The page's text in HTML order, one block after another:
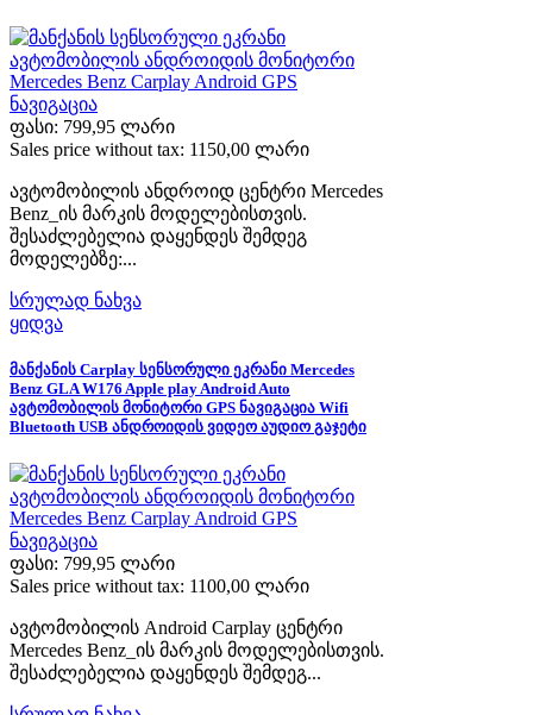
ფასი: 799,95 ლარი
Sales price without tax: 1150,00 ლარი
ავტომობილის ანდროიდ ცენტრი Mercedes
Benz_ის მარკის მოდელებისთვის.
შესაძლებელია დაყენდეს შემდეგ
მოდელებზე:...
სრულად ნახვა
ყიდვა
მანქანის Carplay სენსორული ეკრანი Mercedes
Benz GLA W176 Apple play Android Auto
ავტომობილის მონიტორი GPS ნავიგაცია Wifi
Bluetooth USB ანდროიდის ვიდეო აუდიო გაჯეტი
ფასი: 799,95 ლარი
Sales price without tax: 1100,00 ლარი
ავტომობილის Android Carplay ცენტრი
Mercedes Benz_ის მარკის მოდელებისთვის.
შესაძლებელია დაყენდეს შემდეგ...